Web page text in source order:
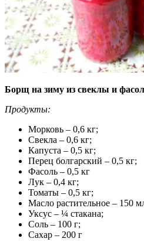
Борщ на зиму из свеклы и
Продукты:
Морковь – 0,6 кг;
Свекла – 0,6 кг;
Капуста – 0,5 кг;
Перец болгарский – 0,5 кг;
Фасоль – 0,5 кг
Лук – 0,4 кг;
Томаты – 0,5 кг;
Масло растительное – 150
Уксус – ¼ стакана;
Соль – 100 г;
Сахар – 200 г